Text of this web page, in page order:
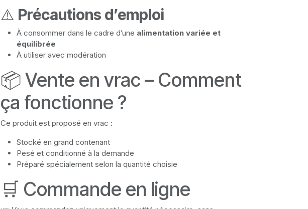
⚠️ Précautions d’emploi
À consommer dans le cadre d’une alimentation variée et
équilibrée
À utiliser avec modération
📦 Vente en vrac – Comment
ça fonctionne ?
Ce produit est proposé en vrac :
Stocké en grand contenant
Pesé et conditionné à la demande
Préparé spécialement selon la quantité choisie
🛒 Commande en ligne